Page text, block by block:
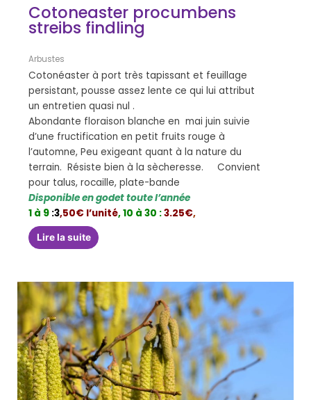
Cotoneaster procumbens
streibs findling
Arbustes
Cotonéaster à port très tapissant et feuillage
persistant, pousse assez lente ce qui lui attribut
un entretien quasi nul .
Abondante floraison blanche en mai juin suivie
d’une fructification en petit fruits rouge à
l’automne, Peu exigeant quant à la nature du
terrain. Résiste bien à la sècheresse. Convient
pour talus, rocaille, plate-bande
Disponible en godet toute l’année
1 à 9 :3,50€ l’unité,10 à 30 :3.25€,
Lire la suite